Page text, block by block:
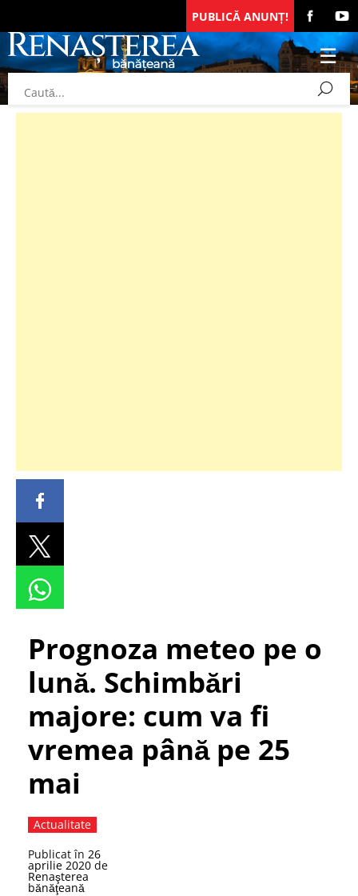
PUBLICĂ ANUNȚ!
Prognoza meteo pe o
lună. Schimbări
majore: cum va fi
vremea până pe 25
mai
Actualitate
Publicat în 26
aprilie 2020 de
Renaşterea
bănăţeană